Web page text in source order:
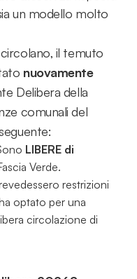
un modello molto
il temuto
nuovamente
Delibera della
comunali del
LIBERE di
Verde.
restrizioni
optato per una
circolazione di